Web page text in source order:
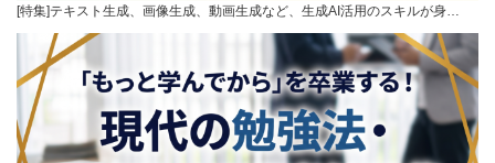
[特集]テキスト生成、画像生成、動画生成など、生成AI活用のスキルが身…